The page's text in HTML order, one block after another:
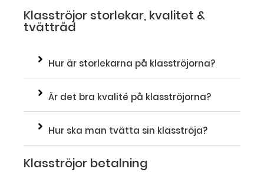
Klasströjor storlekar, kvalitet &
tvättråd
Hur är storlekarna på klasströjorna?
Är det bra kvalité på klasströjorna?
Hur ska man tvätta sin klasströja?
Klasströjor betalning